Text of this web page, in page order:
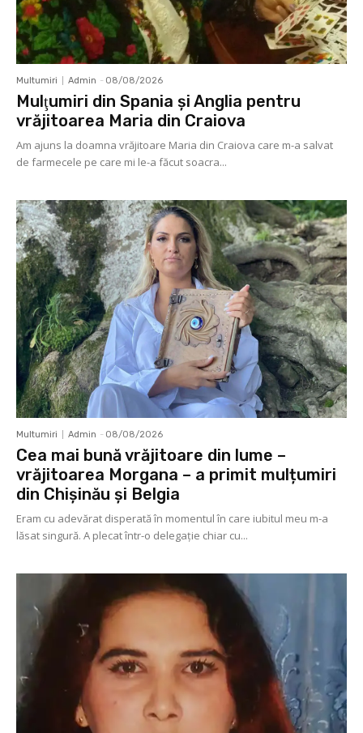
Multumiri Admin - 08/08/2026
Mulţumiri din Spania şi Anglia pentru
vrăjitoarea Maria din Craiova
Am ajuns la doamna vrăjitoare Maria din Craiova care m-a salvat
de farmecele pe care mi le-a făcut soacra...
Multumiri Admin - 08/08/2026
Cea mai bună vrăjitoare din lume –
vrăjitoarea Morgana – a primit mulțumiri
din Chișinău și Belgia
Eram cu adevărat disperată în momentul în care iubitul meu m-a
lăsat singură. A plecat într-o delegaţie chiar cu...